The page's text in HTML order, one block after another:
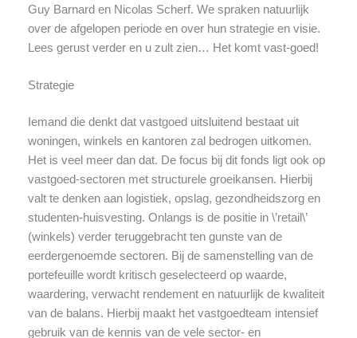
Guy Barnard en Nicolas Scherf. We spraken natuurlijk
over de afgelopen periode en over hun strategie en visie.
Lees gerust verder en u zult zien… Het komt vast-goed!
Strategie
Iemand die denkt dat vastgoed uitsluitend bestaat uit
woningen, winkels en kantoren zal bedrogen uitkomen.
Het is veel meer dan dat. De focus bij dit fonds ligt ook op
vastgoed-sectoren met structurele groeikansen. Hierbij
valt te denken aan logistiek, opslag, gezondheidszorg en
studenten-huisvesting. Onlangs is de positie in \’retail\’
(winkels) verder teruggebracht ten gunste van de
eerdergenoemde sectoren. Bij de samenstelling van de
portefeuille wordt kritisch geselecteerd op waarde,
waardering, verwacht rendement en natuurlijk de kwaliteit
van de balans. Hierbij maakt het vastgoedteam intensief
gebruik van de kennis van de vele sector- en